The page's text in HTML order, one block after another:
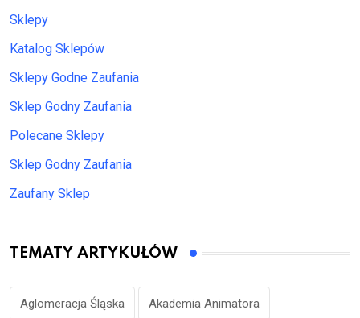
Sklepy
Katalog Sklepów
Sklepy Godne Zaufania
Sklep Godny Zaufania
Polecane Sklepy
Sklep Godny Zaufania
Zaufany Sklep
TEMATY ARTYKUŁÓW
Aglomeracja Śląska Akademia Animatora